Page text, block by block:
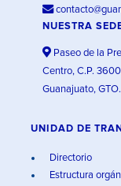
NUESTRA
Paseo de la
Centro, C.P.
Guanajuato, GTO.
UNIDAD DE
Directorio
Estructura